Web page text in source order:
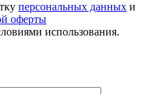
персональных данных и
оферты
использования.